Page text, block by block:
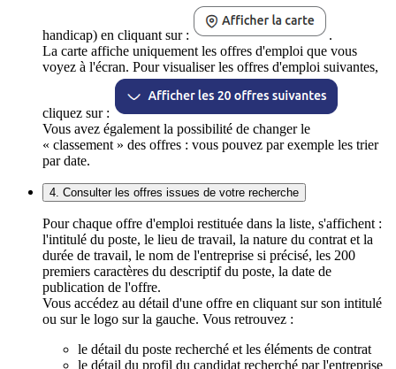
handicap) en cliquant sur :
.
La carte affiche uniquement les offres d'emploi que vous
voyez à l'écran. Pour visualiser les offres d'emploi suivantes,
cliquez sur :
Vous avez également la possibilité de changer le
« classement » des offres : vous pouvez par exemple les trier
par date.
4. Consulter les offres issues de votre recherche
Pour chaque offre d'emploi restituée dans la liste, s'affichent :
l'intitulé du poste, le lieu de travail, la nature du contrat et la
durée de travail, le nom de l'entreprise si précisé, les 200
premiers caractères du descriptif du poste, la date de
publication de l'offre.
Vous accédez au détail d'une offre en cliquant sur son intitulé
ou sur le logo sur la gauche. Vous retrouvez :
le détail du poste recherché et les éléments de contrat
le détail du profil du candidat recherché par l'entreprise